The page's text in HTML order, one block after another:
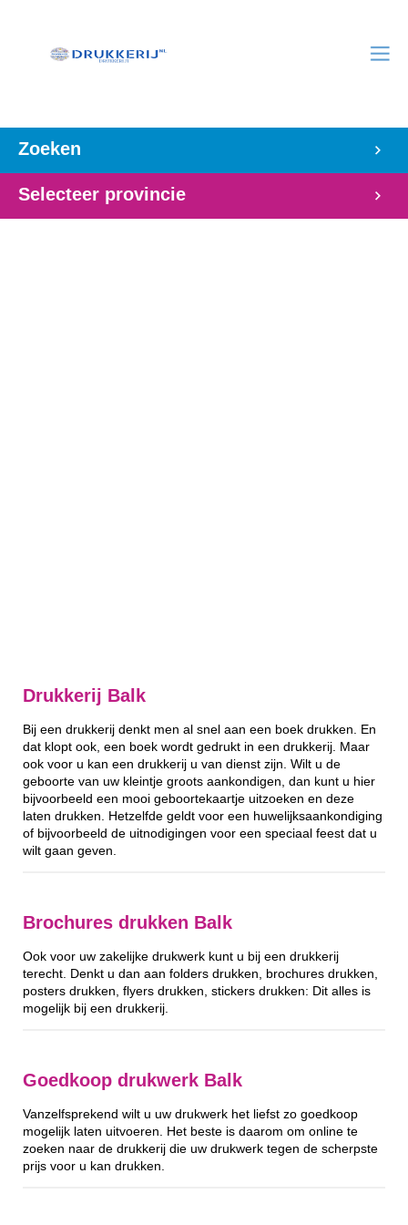
Zoeken
Selecteer provincie
Drukkerij Balk
Bij een drukkerij denkt men al snel aan een boek drukken. En
dat klopt ook, een boek wordt gedrukt in een drukkerij. Maar
ook voor u kan een drukkerij u van dienst zijn. Wilt u de
geboorte van uw kleintje groots aankondigen, dan kunt u hier
bijvoorbeeld een mooi geboortekaartje uitzoeken en deze
laten drukken. Hetzelfde geldt voor een huwelijksaankondiging
of bijvoorbeeld de uitnodigingen voor een speciaal feest dat u
wilt gaan geven.
Brochures drukken Balk
Ook voor uw zakelijke drukwerk kunt u bij een drukkerij
terecht. Denkt u dan aan folders drukken, brochures drukken,
posters drukken, flyers drukken, stickers drukken: Dit alles is
mogelijk bij een drukkerij.
Goedkoop drukwerk Balk
Vanzelfsprekend wilt u uw drukwerk het liefst zo goedkoop
mogelijk laten uitvoeren. Het beste is daarom om online te
zoeken naar de drukkerij die uw drukwerk tegen de scherpste
prijs voor u kan drukken.